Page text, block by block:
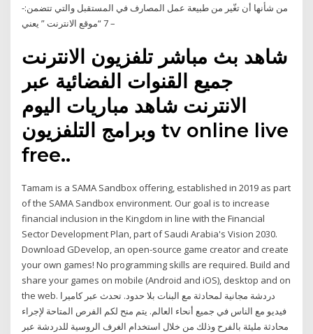
من شأنها أن تغّير من طبيعة عمل المصارف في المستقبل والتي تتضمن:-
– 7 “موقع الانترنت ” يعني
شاهد بث مباشر تلفزيون الانترنت
جميع القنوات الفضائية عبر
الانترنت شاهد مباريات اليوم
وبرامج التلفزيون tv online live
free..
Tamam is a SAMA Sandbox offering, established in 2019 as part
of the SAMA Sandbox environment. Our goal is to increase
financial inclusion in the Kingdom in line with the Financial
Sector Development Plan, part of Saudi Arabia's Vision 2030.
Download GDevelop, an open-source game creator and create
your own games! No programming skills are required. Build and
share your games on mobile (Android and iOS), desktop and on
the web. دردشة مجانية لمحادثة مع البنات بلا حدود. تحدث عبر كاميرا
فيديو مع الناس في جميع أنحاء العالم. يتم منح لكم الفرص المتاحة لإجراء
محادثة مليئة بالفرح وذلك من خلال استخدام الغرف الروسية للدردشة عبر